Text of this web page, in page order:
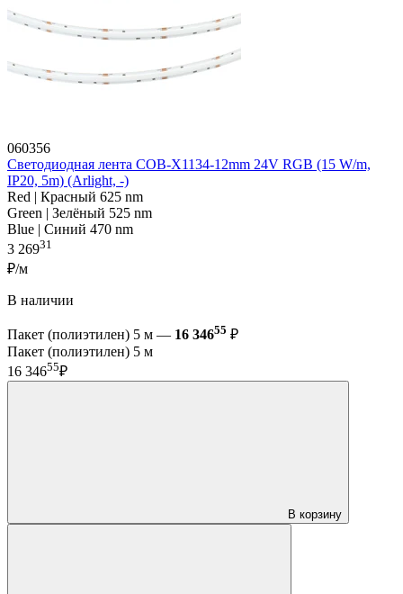
060356
Светодиодная лента COB-X1134-12mm 24V RGB (15 W/m,
IP20, 5m) (Arlight, -)
Red | Красный 625 nm
Green | Зелёный 525 nm
Blue | Синий 470 nm
3 26931
₽/м
В наличии
Пакет (полиэтилен) 5 м — 16 34655 ₽
Пакет (полиэтилен) 5 м
16 34655₽
В корзину